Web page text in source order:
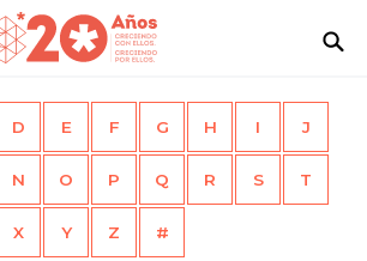
D E F G H I J
N O P Q R S T
X Y Z #